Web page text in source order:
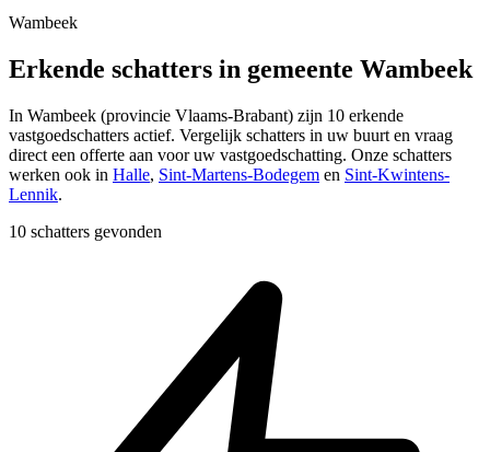
Wambeek
Erkende schatters in gemeente Wambeek
In Wambeek (provincie Vlaams-Brabant) zijn 10 erkende
vastgoedschatters actief. Vergelijk schatters in uw buurt en vraag
direct een offerte aan voor uw vastgoedschatting. Onze schatters
werken ook in Halle, Sint-Martens-Bodegem en Sint-Kwintens-
Lennik.
10 schatters gevonden